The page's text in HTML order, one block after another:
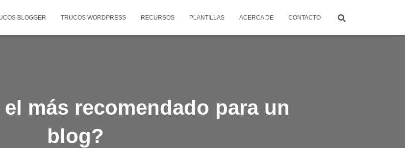
BLOGGER TRUCOS WORDPRESS RECURSOS PLANTILLAS ACERCA DE CONTACTO
el más recomendado para un
blog?